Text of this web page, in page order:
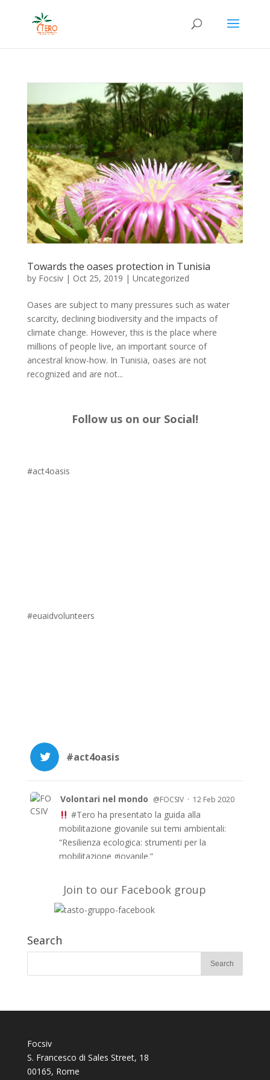
Towards the oases protection in Tunisia
by Focsiv| Oct 25, 2019 | Uncategorized
Oases are subject to many pressures such as water
scarcity, declining biodiversity and the impacts of
climate change. However, this is the place where
millions of people live, an important source of
ancestral know-how. In Tunisia, oases are not
recognized and are not...
Follow us on our Social!
#act4oasis
#euaidvolunteers
#act4oasis
Volontari nel mondo @FOCSIV · 12 Feb 2020
#Tero ha presentato la guida alla
mobilitazione giovanile sui temi ambientali:
“Resilienza ecologica: strumenti per la
mobilitazione giovanile.”
breve in arabo sul sito di TERO
https://t.co/51fyUueDW3
#EUAidVolunteers #Act4oasis
Volontari nel mondo @FOCSIV · 10 Feb 2020
l’evento conclusivo del
progetto#TEROche, con#fondiEu, ha
@giuliapigliucci
Join to our Facebook group
Search
Focsiv
S. Francesco di Sales Street, 18
00165, Rome